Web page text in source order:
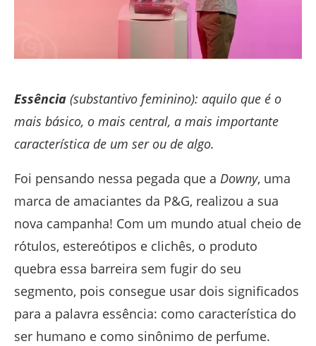
Essência (substantivo feminino): aquilo que é o
mais básico, o mais central, a mais importante
característica de um ser ou de algo.
Foi pensando nessa pegada que a Downy, uma
marca de amaciantes da P&G, realizou a sua
nova campanha! Com um mundo atual cheio de
rótulos, estereótipos e clichês, o produto
quebra essa barreira sem fugir do seu
segmento, pois consegue usar dois significados
para a palavra essência: como característica do
ser humano e como sinônimo de perfume.